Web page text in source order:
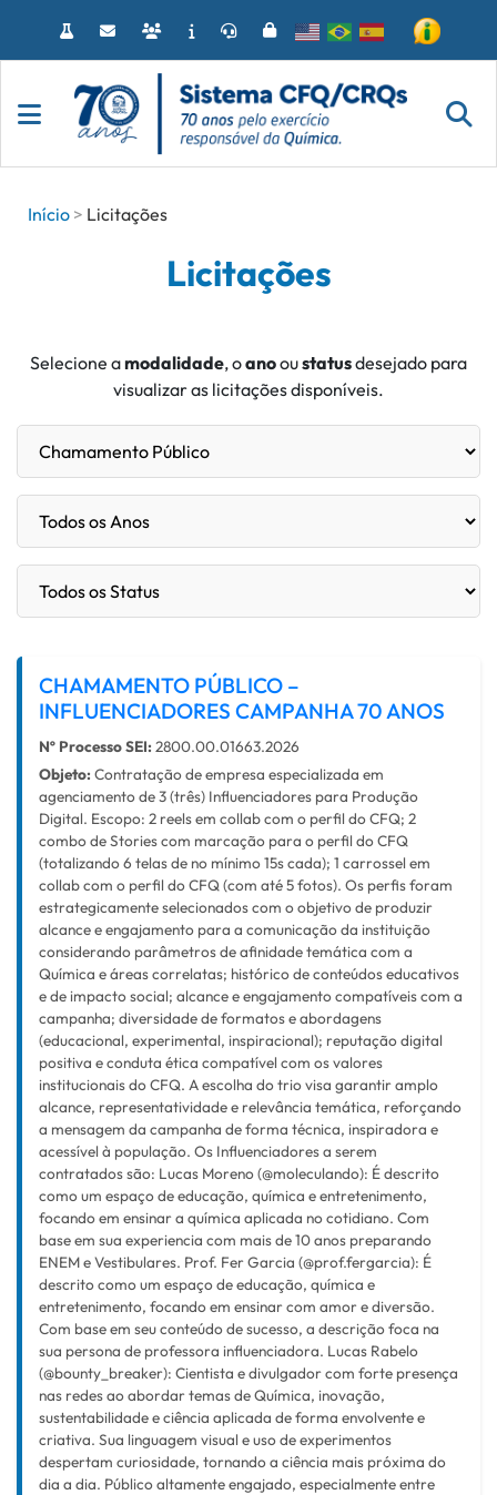
o
Início
Licitações
Licitações
Selecione amodalidade, oanooustatusdesejado para
visualizar as licitações disponíveis.
CHAMAMENTO PÚBLICO –
INFLUENCIADORES CAMPANHA 70 ANOS
Nº Processo SEI: 2800.00.01663.2026
Objeto: Contratação de empresa especializada em
agenciamento de 3 (três) Influenciadores para Produção
Digital. Escopo: 2 reels em collab com o perfil do CFQ; 2
combo de Stories com marcação para o perfil do CFQ
(totalizando 6 telas de no mínimo 15s cada); 1 carrossel em
collab com o perfil do CFQ (com até 5 fotos). Os perfis foram
estrategicamente selecionados com o objetivo de produzir
alcance e engajamento para a comunicação da instituição
considerando parâmetros de afinidade temática com a
Química e áreas correlatas; histórico de conteúdos educativos
e de impacto social; alcance e engajamento compatíveis com a
campanha; diversidade de formatos e abordagens
(educacional, experimental, inspiracional); reputação digital
positiva e conduta ética compatível com os valores
institucionais do CFQ. A escolha do trio visa garantir amplo
alcance, representatividade e relevância temática, reforçando
a mensagem da campanha de forma técnica, inspiradora e
acessível à população. Os Influenciadores a serem
contratados são: Lucas Moreno (@moleculando): É descrito
como um espaço de educação, química e entretenimento,
focando em ensinar a química aplicada no cotidiano. Com
base em sua experiencia com mais de 10 anos preparando
ENEM e Vestibulares. Prof. Fer Garcia (@prof.fergarcia): É
descrito como um espaço de educação, química e
entretenimento, focando em ensinar com amor e diversão.
Com base em seu conteúdo de sucesso, a descrição foca na
sua persona de professora influenciadora. Lucas Rabelo
(@bounty_breaker): Cientista e divulgador com forte presença
nas redes ao abordar temas de Química, inovação,
sustentabilidade e ciência aplicada de forma envolvente e
criativa. Sua linguagem visual e uso de experimentos
despertam curiosidade, tornando a ciência mais próxima do
dia a dia. Público altamente engajado, especialmente entre